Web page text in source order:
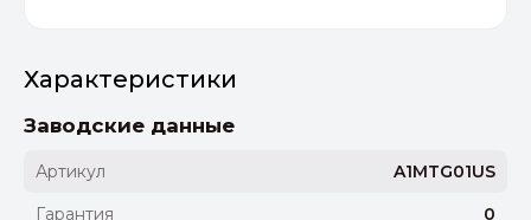
Характеристики
Заводские данные
Артикул
A1MTG01US
Гарантия
0